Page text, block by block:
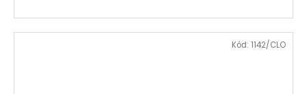
Kód: 1142/CLO